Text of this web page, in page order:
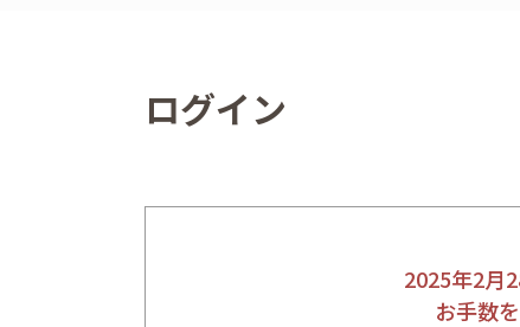
ログイン
2025年2月
お手数